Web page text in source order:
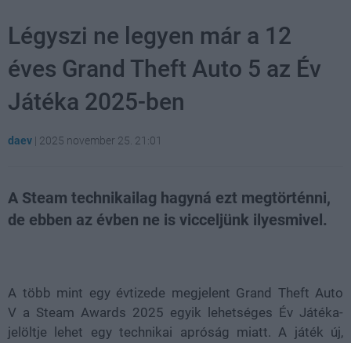
Légyszi ne legyen már a 12
éves Grand Theft Auto 5 az Év
Játéka 2025-ben
daev | 2025 november 25. 21:01
A Steam technikailag hagyná ezt megtörténni,
de ebben az évben ne is vicceljünk ilyesmivel.
A több mint egy évtizede megjelent Grand Theft Auto
V a Steam Awards 2025 egyik lehetséges Év Játéka-
jelöltje lehet egy technikai apróság miatt. A játék új,